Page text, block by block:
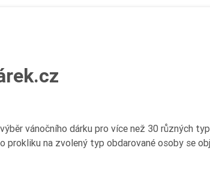
vánočního dárku pro více než 30 různých
prokliku na zvolený typ obdarované osoby se